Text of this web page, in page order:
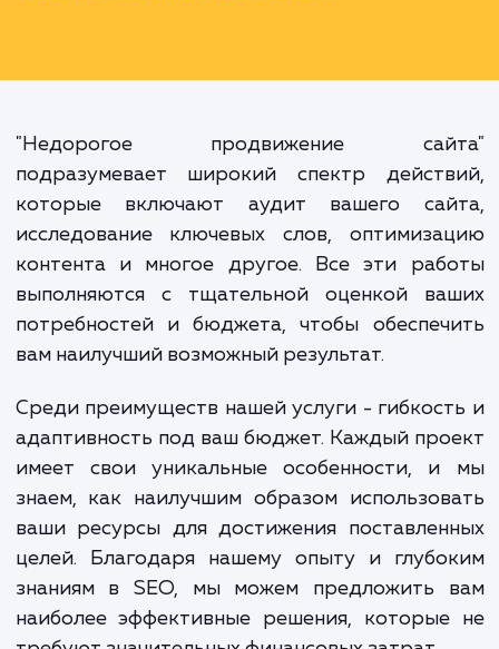
позволяет использовать
преимущества качественного
перерасходуя ваш бюджет.
"Недорогое продвижение
подразумевает широкий спектр
которые включают аудит вашего
исследование ключевых слов,
контента и многое другое. Все эти
выполняются с тщательной оценкой
потребностей и бюджета, чтобы
вам наилучший возможный результат.